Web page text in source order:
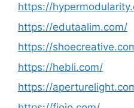
https://
https://edutaalim.com/
https://
https://hebli.com/
https://